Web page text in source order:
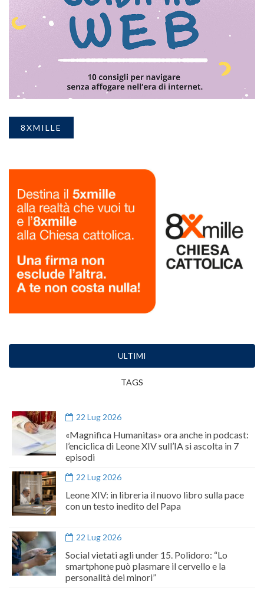
8XMILLE
ULTIMI
TAGS
22 Lug 2026
«Magnifica Humanitas» ora anche in podcast:
l’enciclica di Leone XIV sull’IA si ascolta in 7
episodi
22 Lug 2026
Leone XIV: in libreria il nuovo libro sulla pace
con un testo inedito del Papa
22 Lug 2026
Social vietati agli under 15. Polidoro: “Lo
smartphone può plasmare il cervello e la
personalità dei minori”